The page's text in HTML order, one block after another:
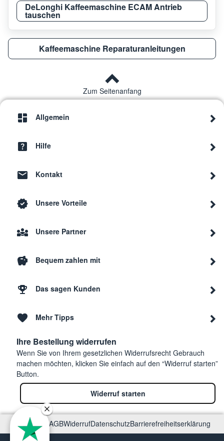
DeLonghi Kaffeemaschine ECAM Antrieb
tauschen
Kaffeemaschine Reparaturanleitungen
Zum Seitenanfang
Allgemein
Hilfe
Kontakt
Unsere Vorteile
Unsere Partner
Bequem zahlen mit
Das sagen Kunden
Mehr Tipps
Ihre Bestellung widerrufen
Wenn Sie von Ihrem gesetzlichen Widerrufsrecht Gebrauch
machen möchten, klicken Sie einfach auf den “Widerruf starten”
Button.
Widerruf starten
ImpressumAGBWiderrufDatenschutzBarrierefreiheitserklärung